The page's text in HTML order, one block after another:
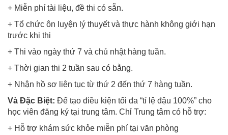
+ Miễn phí tài liệu, đề thi có sẵn.
+ Tổ chức ôn luyện lý thuyết và thực hành không giới hạn
trước khi thi
+ Thi vào ngày thứ 7 và chủ nhật hàng tuần.
+ Thời gian thi 2 tuần sau có bằng.
+ Nhận hồ sơ liên tục từ thứ 2 đến thứ 7 hàng tuần.
Và Đặc Biệt: Để tạo điều kiện tối đa “tỉ lệ đậu 100%” cho
học viên đăng ký tại trung tâm. Chỉ Trung tâm có hỗ trợ:
+ Hỗ trợ khám sức khỏe miễn phí tại văn phòng